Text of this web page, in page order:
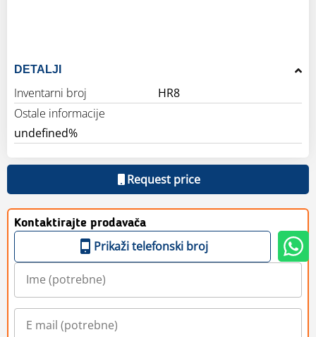
DETALJI
Inventarni broj
HR8
Ostale informacije
undefined%
Request price
Kontaktirajte prodavača
Prikaži telefonski broj